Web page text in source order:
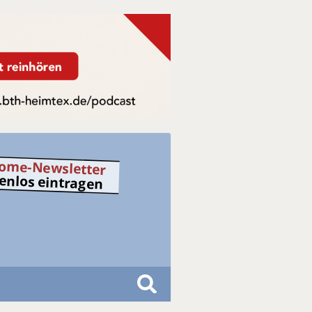
Newsletter
eintragen
S